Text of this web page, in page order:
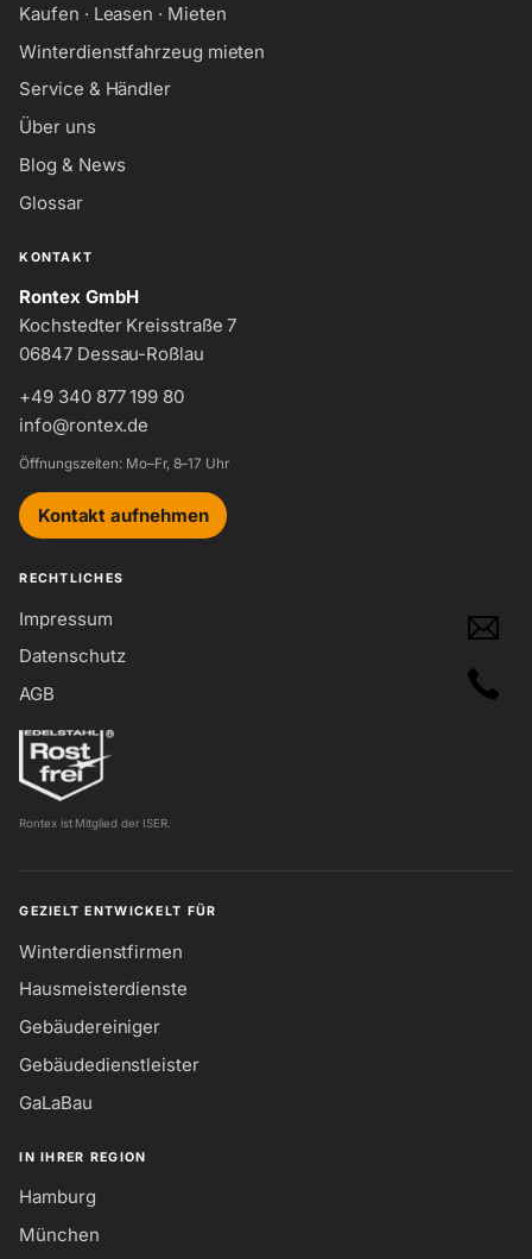
Kaufen · Leasen · Mieten
Winterdienstfahrzeug mieten
Service & Händler
Über uns
Blog & News
Glossar
KONTAKT
Rontex GmbH
Kochstedter Kreisstraße 7
06847 Dessau-Roßlau
+49 340 877 199 80
info@rontex.de
Öffnungszeiten: Mo–Fr, 8–17 Uhr
Kontakt aufnehmen
RECHTLICHES
Impressum
Datenschutz
AGB
Rontex ist Mitglied der ISER.
GEZIELT ENTWICKELT FÜR
Winterdienstfirmen
Hausmeisterdienste
Gebäudereiniger
Gebäudedienstleister
GaLaBau
IN IHRER REGION
Hamburg
München